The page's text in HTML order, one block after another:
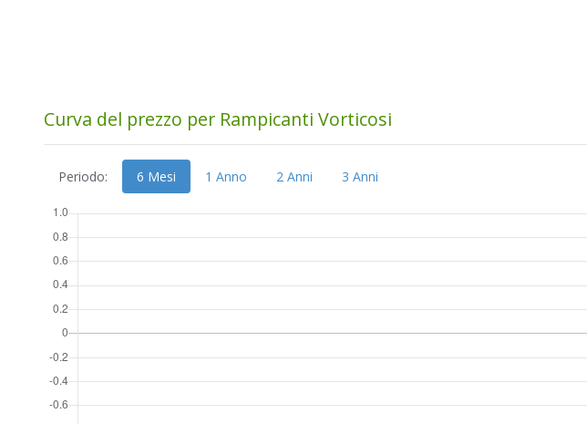
Curva del prezzo per Rampicanti Vorticosi
Periodo: 6 Mesi 1 Anno 2 Anni 3 Anni